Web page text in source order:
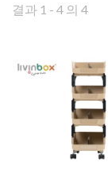
결과 1 - 4 의 4